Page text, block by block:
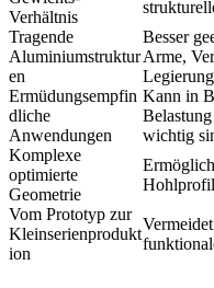
Verhältnis
Tragende
Aluminiumstruktur
en
Besser
Arme,
Ermüdungsempfin
dliche
Anwendungen
Kann in
wichtig
Komplexe
optimierte
Geometrie
Vom Prototyp zur
Kleinserienprodukt
ion